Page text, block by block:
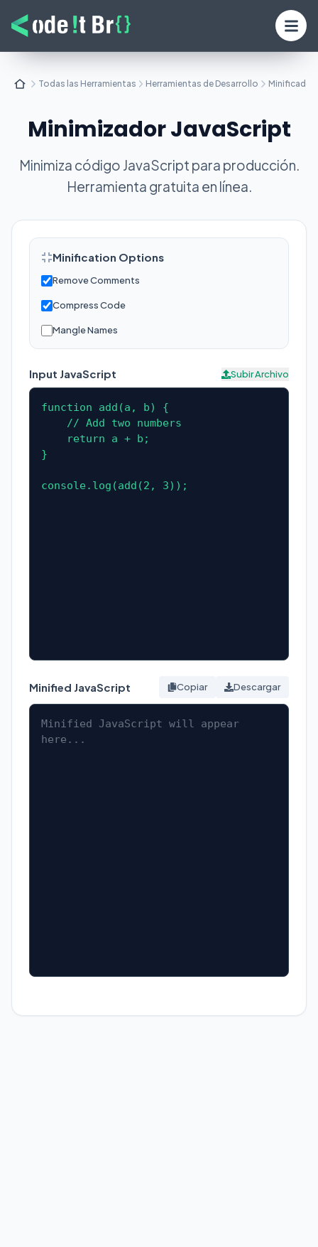
Todas las Herramientas Herramientas de Desarrollo
Minimizador JavaScript
Minimiza código JavaScript para producción.
Herramienta gratuita en línea.
Minification Options
Remove Comments
Compress Code
Mangle Names
Input JavaScript Subir Archivo
Minified JavaScript Copiar Descargar